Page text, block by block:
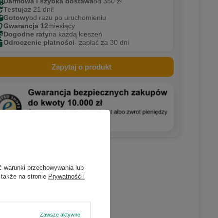
Testujaż 21 dni!
Gotowyod razu po uruchomieniu
Gwarancja 12miesiący
Dogodne ratyna każdą kieszeń
Odroczenie płatności- zapłać za 30 dni
Zapytaj o produkt
warunki przechowywania lub
na stronie Prywatność i
Zawsze aktywne